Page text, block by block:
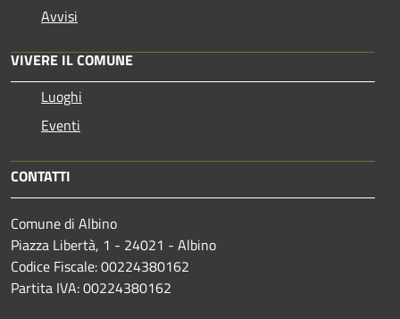
Avvisi
VIVERE IL COMUNE
Luoghi
Eventi
CONTATTI
Comune di Albino
Piazza Libertà, 1 - 24021 - Albino
Codice Fiscale: 00224380162
Partita IVA: 00224380162